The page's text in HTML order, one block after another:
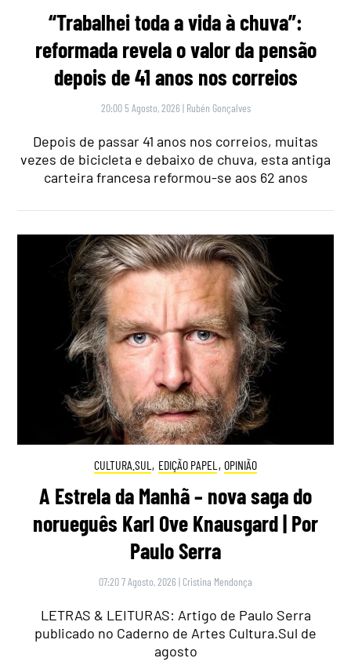
“Trabalhei toda a vida à chuva”:
reformada revela o valor da pensão
depois de 41 anos nos correios
20:00 5 Agosto, 2026 | Rubén Gonçalves
Depois de passar 41 anos nos correios, muitas
vezes de bicicleta e debaixo de chuva, esta antiga
carteira francesa reformou-se aos 62 anos
CULTURA.SUL , EDIÇÃO PAPEL , OPINIÃO
A Estrela da Manhã – nova saga do
norueguês Karl Ove Knausgard | Por
Paulo Serra
07:20 7 Agosto, 2026 | Cristina Mendonça
LETRAS & LEITURAS: Artigo de Paulo Serra
publicado no Caderno de Artes Cultura.Sul de
agosto